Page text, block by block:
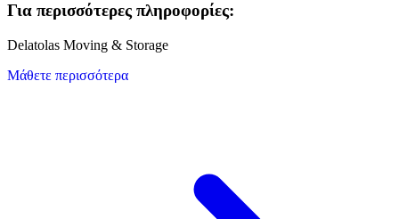
Για περισσότερες πληροφορίες:
Delatolas Moving & Storage
Μάθετε περισσότερα